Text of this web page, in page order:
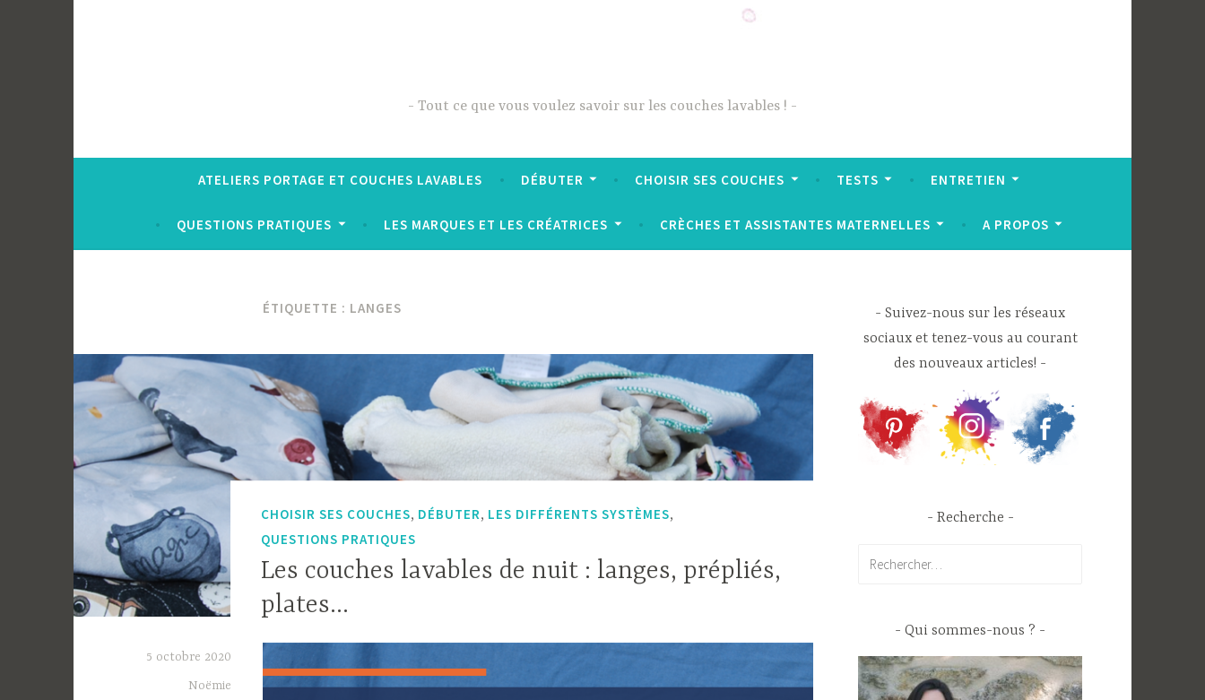
Tout ce que vous voulez savoir sur les couches lavables !
ATELIERS PORTAGE ET COUCHES LAVABLES DÉBUTER CHOISIR SES COUCHES TESTS ENTRETIEN
QUESTIONS PRATIQUES LES MARQUES ET LES CRÉATRICES CRÈCHES ET ASSISTANTES MATERNELLES A PROPOS
ÉTIQUETTE : LANGES
CHOISIR SES COUCHES, DÉBUTER, LES DIFFÉRENTS SYSTÈMES,
QUESTIONS PRATIQUES
Les couches lavables de nuit : langes, prépliés,
plates…
5 octobre 2020
Noëmie
Suivez-nous sur les réseaux
sociaux et tenez-vous au courant
des nouveaux articles!
Recherche
Qui sommes-nous ?